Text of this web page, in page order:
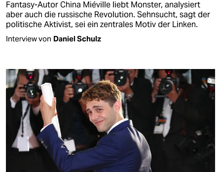
Fantasy-Autor China Miéville liebt Monster, analysiert
aber auch die russische Revolution. Sehnsucht, sagt der
politische Aktivist, sei ein zentrales Motiv der Linken.
Interview von Daniel Schulz